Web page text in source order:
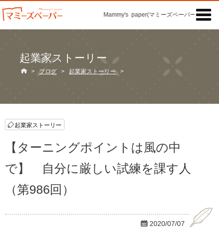
Mammy's paper(マミーズペーパー)の「記事

起業家ストーリー
 > ブログ > 起業家ストーリー >
起業家ストーリー
【ターニングポイントは風の中
で】 自分に厳しい試練を課す人
（第986回）
 2020/07/07